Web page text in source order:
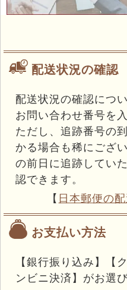
配送状況の確認
配送状況の確認につ
お問い合わせ番号を
ただし、追跡番号の
かる場合も稀にござ
の前日に追跡してい
認できます。
【 日本郵便の
お支払い方法
【銀行振り込み】【
ンビニ決済】がお選